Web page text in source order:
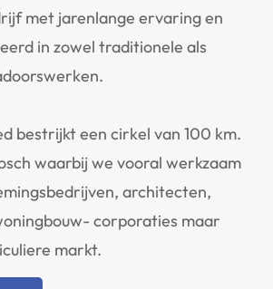
met jarenlange ervaring en
in zowel traditionele als
bestrijkt een cirkel van 100 km.
waarbij we vooral werkzaam
architecten,
corporaties maar
markt.